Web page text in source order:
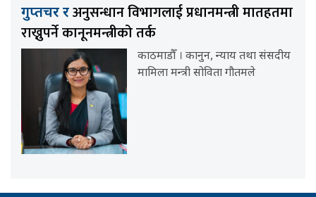
गुप्तचर रअनुसन्धान विभागलाई प्रधानमन्त्री मातहतमा
राख्नुपर्ने कानूनमन्त्रीको तर्क
काठमाडौँ । कानुन, न्याय तथा संसदीय
मामिला मन्त्री सोविता गौतमले